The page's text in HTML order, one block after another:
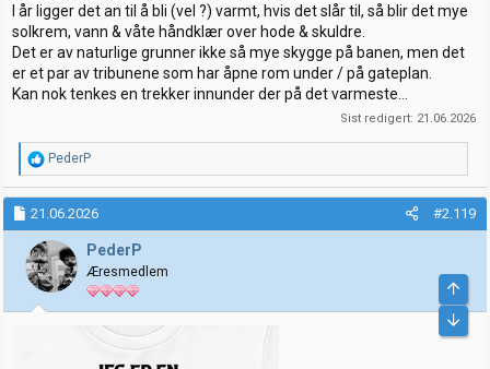
I år ligger det an til å bli (vel ?) varmt, hvis det slår til, så blir det mye
solkrem, vann & våte håndklær over hode & skuldre.
Det er av naturlige grunner ikke så mye skygge på banen, men det
er et par av tribunene som har åpne rom under / på gateplan.
Kan nok tenkes en trekker innunder der på det varmeste...
Sist redigert: 21.06.2026
R
e
a
k
s
j
o
n
e
r
PederP
21.06.2026 #2.119
PederP
Æresmedlem